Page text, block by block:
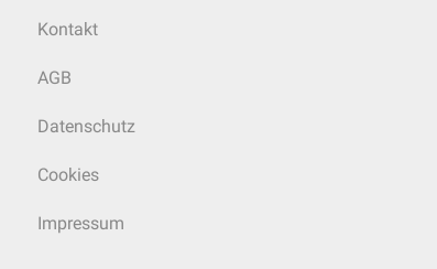
Kontakt
AGB
Datenschutz
Cookies
Impressum